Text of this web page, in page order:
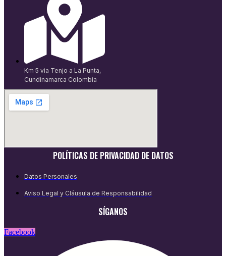
Km 5 via Tenjo a La Punta,
Cundinamarca Colombia
POLÍTICAS DE PRIVACIDAD DE DATOS
Datos Personales
Aviso Legal y Cláusula de Responsabilidad
SÍGANOS
Facebook